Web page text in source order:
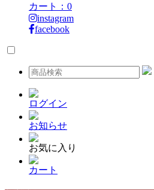
カート： 0
instagram
facebook
ログイン
お知らせ
お気に入り
カート